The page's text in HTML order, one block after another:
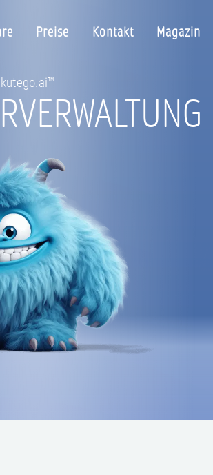
Preise Kontakt Magazin